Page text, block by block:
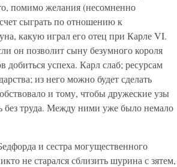
помимо желания (несомненно
сыграть по отношению к
какую играл его отец при Карле VI.
он позволит сыну безумного короля
добиться успеха. Карл слаб; ресурсам
из него можно будет сделать
и тому, чтобы дружеские узы
труда. Между ними уже было немало
и сестра могущественного
не старался сблизить шурина с зятем,